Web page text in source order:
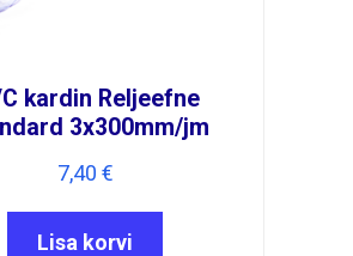
kardin Reljeefne
3x300mm/jm
7,40 €
Lisa korvi